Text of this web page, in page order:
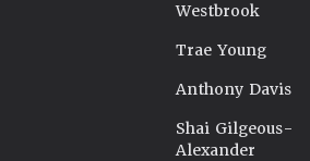
Westbrook
Trae Young
Anthony Davis
Shai Gilgeous-
Alexander